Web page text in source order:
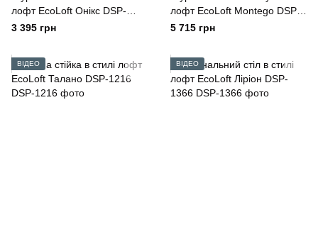
лофт EcoLoft Онікс DSP-
1282
3 395 грн
лофт EcoLoft Montego DSP-
1155
5 715 грн
ВІДЕО ВІДЕО